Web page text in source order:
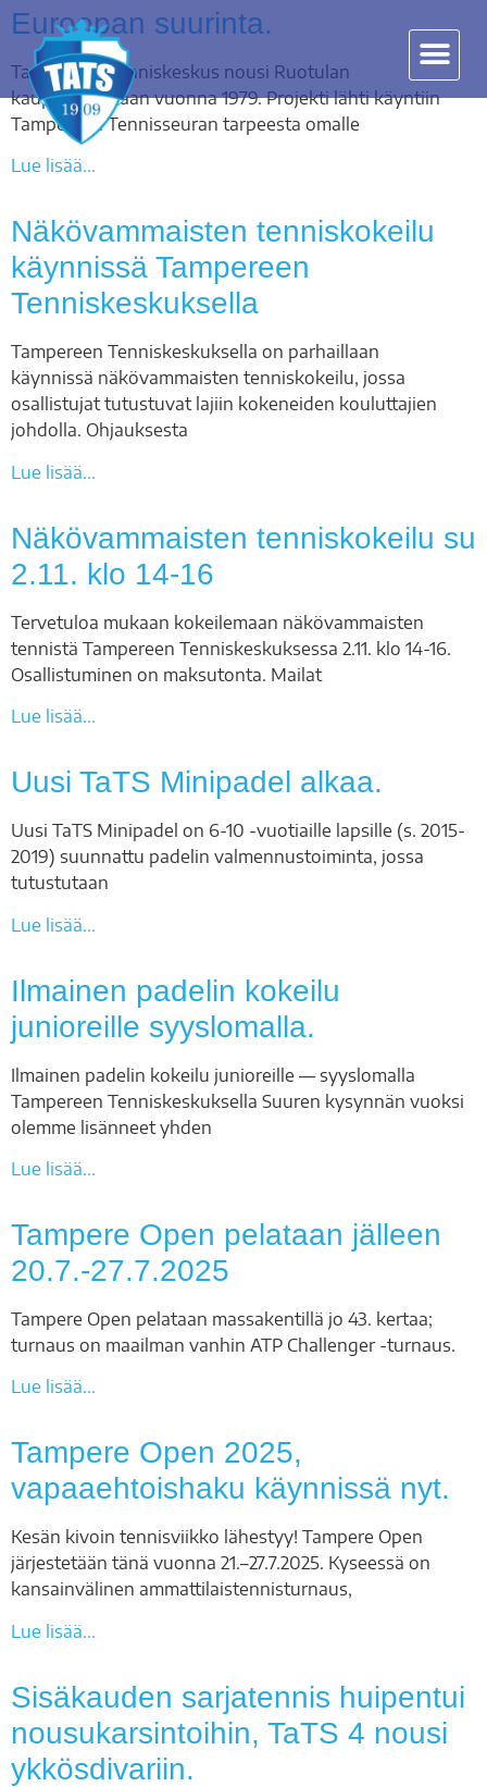
Euroopan suurinta.
Tampereen Tenniskeskus nousi Ruotulan
kaupunginosaan vuonna 1979. Projekti lähti käyntiin
Tampereen Tennisseuran tarpeesta omalle
Lue lisää...
Näkövammaisten tenniskokeilu
käynnissä Tampereen
Tenniskeskuksella
Tampereen Tenniskeskuksella on parhaillaan
käynnissä näkövammaisten tenniskokeilu, jossa
osallistujat tutustuvat lajiin kokeneiden kouluttajien
johdolla. Ohjauksesta
Lue lisää...
Näkövammaisten tenniskokeilu su
2.11. klo 14-16
Tervetuloa mukaan kokeilemaan näkövammaisten
tennistä Tampereen Tenniskeskuksessa 2.11. klo 14-16.
Osallistuminen on maksutonta. Mailat
Lue lisää...
Uusi TaTS Minipadel alkaa.
Uusi TaTS Minipadel on 6-10 -vuotiaille lapsille (s. 2015-
2019) suunnattu padelin valmennustoiminta, jossa
tutustutaan
Lue lisää...
Ilmainen padelin kokeilu
junioreille syyslomalla.
Ilmainen padelin kokeilu junioreille — syyslomalla
Tampereen Tenniskeskuksella Suuren kysynnän vuoksi
olemme lisänneet yhden
Lue lisää...
Tampere Open pelataan jälleen
20.7.-27.7.2025
Tampere Open pelataan massakentillä jo 43. kertaa;
turnaus on maailman vanhin ATP Challenger -turnaus.
Lue lisää...
Tampere Open 2025,
vapaaehtoishaku käynnissä nyt.
Kesän kivoin tennisviikko lähestyy! Tampere Open
järjestetään tänä vuonna 21.–27.7.2025. Kyseessä on
kansainvälinen ammattilaistennisturnaus,
Lue lisää...
Sisäkauden sarjatennis huipentui
nousukarsintoihin, TaTS 4 nousi
ykkösdivariin.